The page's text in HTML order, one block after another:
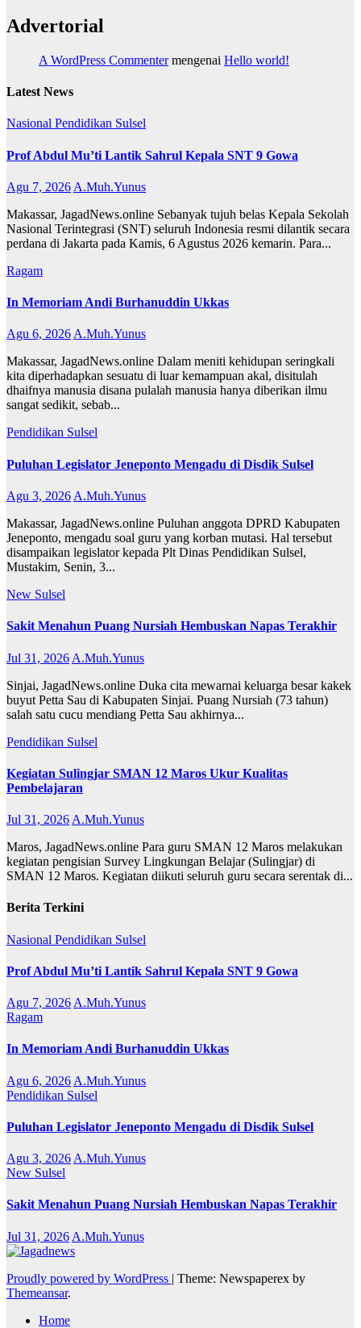
Advertorial
A WordPress Commentermengenai Hello world!
Latest News
Nasional Pendidikan Sulsel
Prof Abdul Mu’ti Lantik Sahrul Kepala SNT 9 Gowa
Agu 7, 2026 A.Muh.Yunus
Makassar, JagadNews.online Sebanyak tujuh belas Kepala Sekolah
Nasional Terintegrasi (SNT) seluruh Indonesia resmi dilantik secara
perdana di Jakarta pada Kamis, 6 Agustus 2026 kemarin. Para...
Ragam
In Memoriam Andi Burhanuddin Ukkas
Agu 6, 2026A.Muh.Yunus
Makassar, JagadNews.online Dalam meniti kehidupan seringkali
kita diperhadapkan sesuatu di luar kemampuan akal, disitulah
dhaifnya manusia disana pulalah manusia hanya diberikan ilmu
sangat sedikit, sebab...
Pendidikan Sulsel
Puluhan Legislator Jeneponto Mengadu di Disdik Sulsel
Agu 3, 2026 A.Muh.Yunus
Makassar, JagadNews.online Puluhan anggota DPRD Kabupaten
Jeneponto, mengadu soal guru yang korban mutasi. Hal tersebut
disampaikan legislator kepada Plt Dinas Pendidikan Sulsel,
Mustakim, Senin, 3...
New Sulsel
Sakit Menahun Puang Nursiah Hembuskan Napas Terakhir
Jul 31, 2026 A.Muh.Yunus
Sinjai, JagadNews.online Duka cita mewarnai keluarga besar kakek
buyut Petta Sau di Kabupaten Sinjai. Puang Nursiah (73 tahun)
salah satu cucu mendiang Petta Sau akhirnya...
Pendidikan Sulsel
Kegiatan Sulingjar SMAN 12 Maros Ukur Kualitas
Pembelajaran
Jul 31, 2026 A.Muh.Yunus
Maros, JagadNews.online Para guru SMAN 12 Maros melakukan
kegiatan pengisian Survey Lingkungan Belajar (Sulingjar) di
SMAN 12 Maros. Kegiatan diikuti seluruh guru secara serentak di...
Berita Terkini
Nasional Pendidikan Sulsel
Prof Abdul Mu’ti Lantik Sahrul Kepala SNT 9 Gowa
Agu 7, 2026 A.Muh.Yunus
Ragam
In Memoriam Andi Burhanuddin Ukkas
Agu 6, 2026 A.Muh.Yunus
Pendidikan Sulsel
Puluhan Legislator Jeneponto Mengadu di Disdik Sulsel
Agu 3, 2026 A.Muh.Yunus
New Sulsel
Sakit Menahun Puang Nursiah Hembuskan Napas Terakhir
Jul 31, 2026 A.Muh.Yunus
Proudly powered by WordPress | Theme: Newspaperex by
Themeansar.
Home